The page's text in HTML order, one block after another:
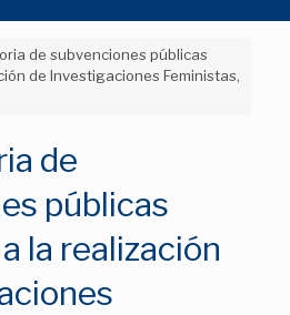
de subvenciones públicas
de Investigaciones Feministas,
de
públicas
la realización